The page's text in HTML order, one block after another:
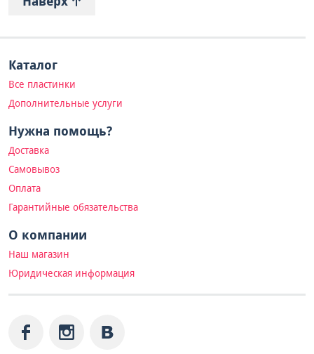
Каталог
Все пластинки
Дополнительные услуги
Нужна помощь?
Доставка
Самовывоз
Оплата
Гарантийные обязательства
О компании
Наш магазин
Юридическая информация